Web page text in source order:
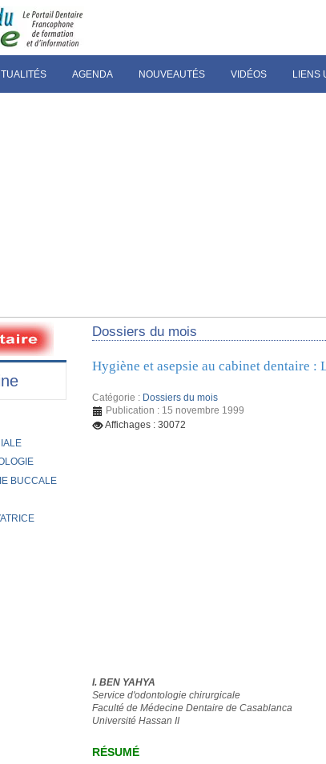
AGENDA NOUVEAUTÉS VIDÉOS LIENS
Dossiers du mois
Hygiène et asepsie au cabinet dentaire
Catégorie : Dossiers du mois
Publication : 15 novembre 1999
Affichages : 30072
I. BEN YAHYA
Service d'odontologie chirurgicale
Faculté de Médecine Dentaire de Casablanca
Université Hassan II
RÉSUMÉ
BUCCALE